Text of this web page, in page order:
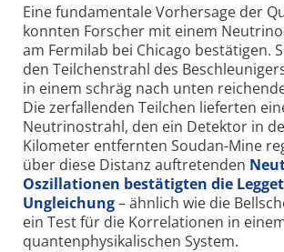
Eine fundamentale Vorhersage der
konnten Forscher mit einem
am Fermilab bei Chicago bestätigen.
den Teilchenstrahl des
in einem schräg nach unten
Die zerfallenden Teilchen lieferten
Neutrinostrahl, den ein Detektor in
Kilometer entfernten Soudan-Mine
über diese Distanz auftretenden
Oszillationen bestätigten die
Ungleichung– ähnlich wie die
ein Test für die Korrelationen in
quantenphysikalischen System.